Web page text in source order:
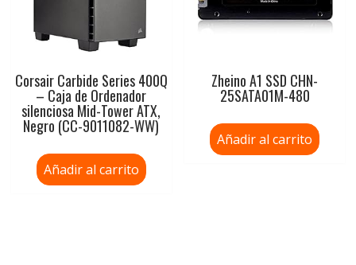
Corsair Carbide Series 400Q
– Caja de Ordenador
silenciosa Mid-Tower ATX,
Negro (CC-9011082-WW)
Añadir al carrito
Zheino A1 SSD CHN-
25SATA01M-480
Añadir al carrito